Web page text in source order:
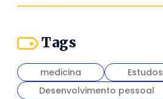
Tags
medicina Estudos
Desenvolvimento pessoal